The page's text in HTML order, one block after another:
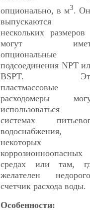
опционально, в м3.
выпускаются
нескольких
могут
опциональные
подсоединения NPT
BSPT.
пластмассовые
расходомеры
использоваться
системах
водоснабжения,
некоторых
коррозионноопасных
средах или там,
желателен
счетчик расхода воды.
Особенности: